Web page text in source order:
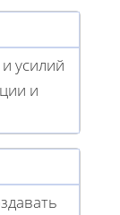
усилий
и